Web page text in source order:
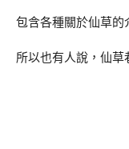
包含各種關於仙草的
所以也有人說，仙草